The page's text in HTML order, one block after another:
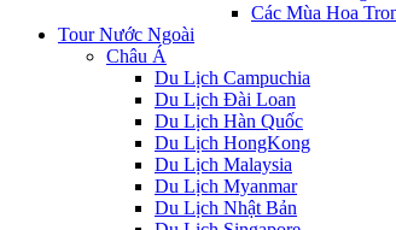
Các Mùa Hoa
Tour Nước Ngoài
Châu Á
Du Lịch Campuchia
Du Lịch Đài Loan
Du Lịch Hàn Quốc
Du Lịch HongKong
Du Lịch Malaysia
Du Lịch Myanmar
Du Lịch Nhật Bản